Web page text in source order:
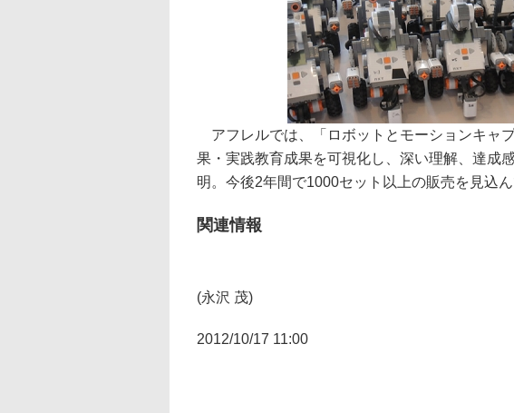
アフレルでは、「ロボットとモーションキャ
果・実践教育成果を可視化し、深い理解、達成
明。今後2年間で1000セット以上の販売を見込ん
関連情報
(永沢 茂)
2012/10/17 11:00